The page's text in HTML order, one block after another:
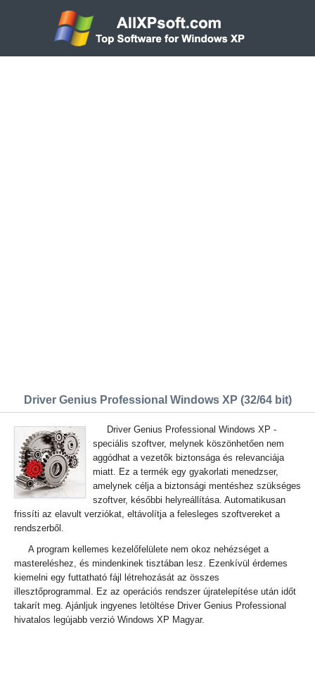
Driver Genius Professional Windows XP (32/64 bit)
Driver Genius Professional Windows XP -
speciális szoftver, melynek köszönhetően nem
aggódhat a vezetők biztonsága és relevanciája
miatt. Ez a termék egy gyakorlati menedzser,
amelynek célja a biztonsági mentéshez szükséges
szoftver, későbbi helyreállítása. Automatikusan
frissíti az elavult verziókat, eltávolítja a felesleges szoftvereket a
rendszerből.
A program kellemes kezelőfelülete nem okoz nehézséget a
mastereléshez, és mindenkinek tisztában lesz. Ezenkívül érdemes
kiemelni egy futtatható fájl létrehozását az összes
illesztőprogrammal. Ez az operációs rendszer újratelepítése után időt
takarít meg. Ajánljuk ingyenes letöltése Driver Genius Professional
hivatalos legújabb verzió Windows XP Magyar.